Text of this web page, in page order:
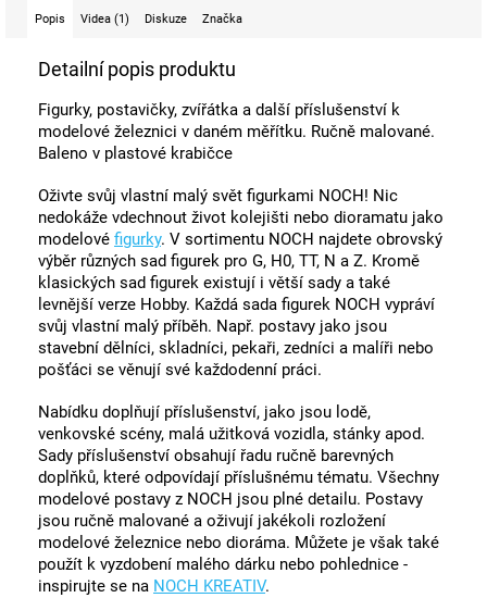
Popis Videa (1) Diskuze Značka
Detailní popis produktu
Figurky, postavičky, zvířátka a další příslušenství k
modelové železnici v daném měřítku. Ručně malované.
Baleno v plastové krabičce
Oživte svůj vlastní malý svět figurkami NOCH! Nic
nedokáže vdechnout život kolejišti nebo dioramatu jako
modelové figurky. V sortimentu NOCH najdete obrovský
výběr různých sad figurek pro G, H0, TT, N a Z. Kromě
klasických sad figurek existují i ​​větší sady a také
levnější verze Hobby. Každá sada figurek NOCH vypráví
svůj vlastní malý příběh. Např. postavy jako jsou
stavební dělníci, skladníci, pekaři, zedníci a malíři nebo
pošťáci se věnují své každodenní práci.
Nabídku doplňují příslušenství, jako jsou lodě,
venkovské scény, malá užitková vozidla, stánky apod.
Sady příslušenství obsahují řadu ručně barevných
doplňků, které odpovídají příslušnému tématu. Všechny
modelové postavy z NOCH jsou plné detailu. Postavy
jsou ručně malované a oživují jakékoli rozložení
modelové železnice nebo dioráma. Můžete je však také
použít k vyzdobení malého dárku nebo pohlednice -
inspirujte se na NOCH KREATIV.